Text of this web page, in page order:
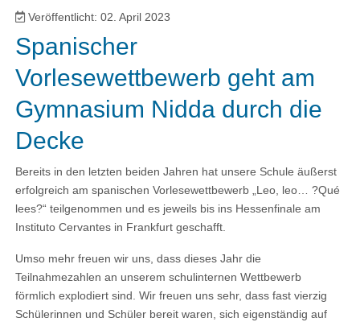
Veröffentlicht: 02. April 2023
Spanischer
Vorlesewettbewerb geht am
Gymnasium Nidda durch die
Decke
Bereits in den letzten beiden Jahren hat unsere Schule äußerst
erfolgreich am spanischen Vorlesewettbewerb „Leo, leo… ?Qué
lees?“ teilgenommen und es jeweils bis ins Hessenfinale am
Instituto Cervantes in Frankfurt geschafft.
Umso mehr freuen wir uns, dass dieses Jahr die
Teilnahmezahlen an unserem schulinternen Wettbewerb
förmlich explodiert sind. Wir freuen uns sehr, dass fast vierzig
Schülerinnen und Schüler bereit waren, sich eigenständig auf